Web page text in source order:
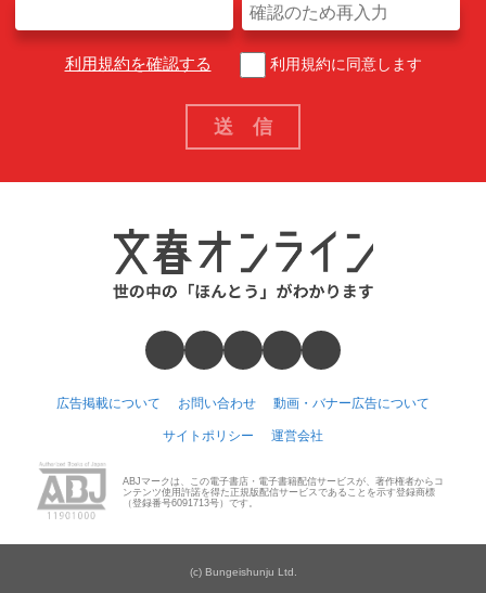
利用規約を確認する 利用規約に同意します
広告掲載について お問い合わせ 動画・バナー広告について
サイトポリシー 運営会社
ABJマークは、この電子書店・電子書籍配信サービスが、著作権者からコ
ンテンツ使用許諾を得た正規版配信サービスであることを示す登録商標
（登録番号6091713号）です。
(c) Bungeishunju Ltd.